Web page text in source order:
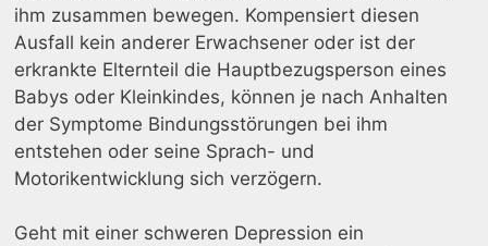
ihm zusammen bewegen. Kompensiert diesen
Ausfall kein anderer Erwachsener oder ist der
erkrankte Elternteil die Hauptbezugsperson eines
Babys oder Kleinkindes, können je nach Anhalten
der Symptome Bindungsstörungen bei ihm
entstehen oder seine Sprach- und
Motorikentwicklung sich verzögern.
Geht mit einer schweren Depression ein